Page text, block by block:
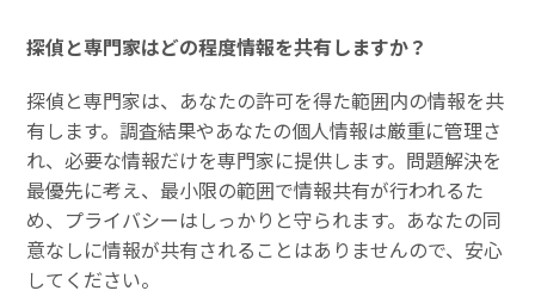
探偵と専門家はどの程度情報を共有しますか？
探偵と専門家は、あなたの許可を得た範囲内の情報を共
有します。調査結果やあなたの個人情報は厳重に管理さ
れ、必要な情報だけを専門家に提供します。問題解決を
最優先に考え、最小限の範囲で情報共有が行われるた
め、プライバシーはしっかりと守られます。あなたの同
意なしに情報が共有されることはありませんので、安心
してください。